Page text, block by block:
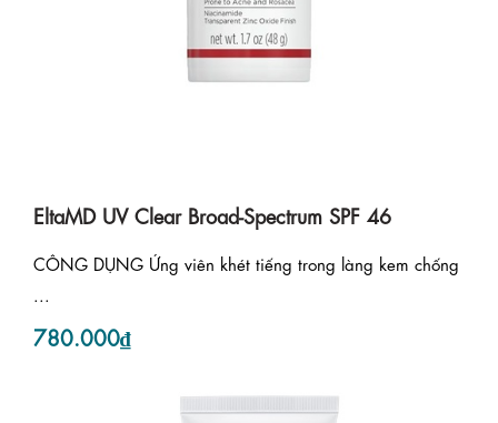
EltaMD UV Clear Broad-Spectrum SPF 46
CÔNG DỤNG Ứng viên khét tiếng trong làng kem chống
780.000₫